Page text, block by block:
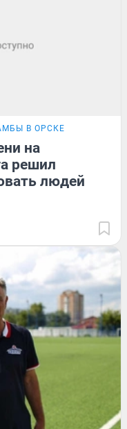
В ОРСКЕ
на
решил
людей